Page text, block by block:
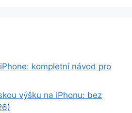
kompletní návod pro
výšku na iPhonu: bez